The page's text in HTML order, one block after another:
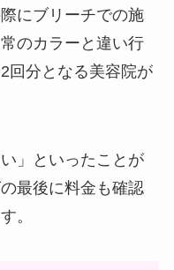
にブリーチでの施
のカラーと違い行
回分となる美容院が
」といったことが
最後に料金も確認
。